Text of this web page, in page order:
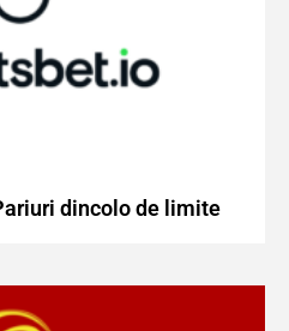
dincolo de limite